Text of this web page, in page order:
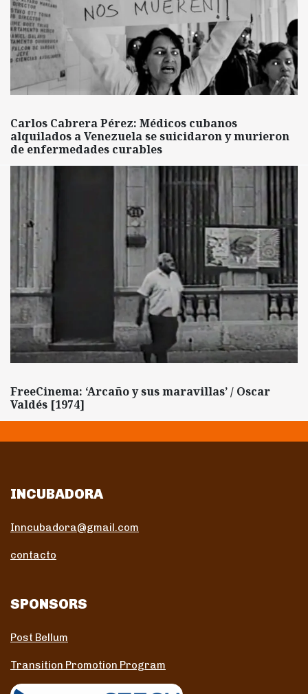
Carlos Cabrera Pérez: Médicos cubanos
alquilados a Venezuela se suicidaron y murieron
de enfermedades curables
FreeCinema: ‘Arcaño y sus maravillas’ / Oscar
Valdés [1974]
INCUBADORA
Inncubadora@gmail.com
contacto
SPONSORS
Post Bellum
Transition Promotion Program